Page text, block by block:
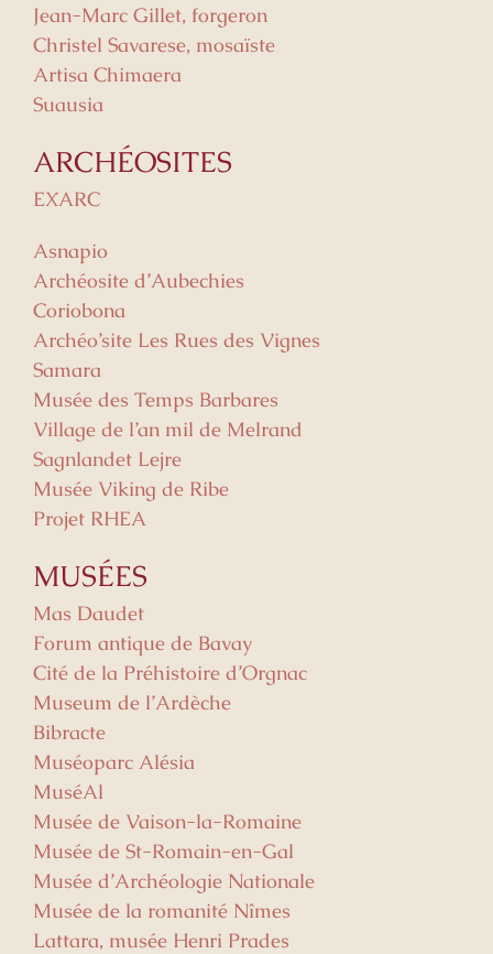
Jean-Marc Gillet, forgeron
Christel Savarese, mosaïste
Artisa Chimaera
Suausia
ARCHÉOSITES
EXARC
Asnapio
Archéosite d’Aubechies
Coriobona
Archéo’site Les Rues des Vignes
Samara
Musée des Temps Barbares
Village de l’an mil de Melrand
Sagnlandet Lejre
Musée Viking de Ribe
Projet RHEA
MUSÉES
Mas Daudet
Forum antique de Bavay
Cité de la Préhistoire d’Orgnac
Museum de l’Ardèche
Bibracte
Muséoparc Alésia
MuséAl
Musée de Vaison-la-Romaine
Musée de St-Romain-en-Gal
Musée d’Archéologie Nationale
Musée de la romanité Nîmes
Lattara, musée Henri Prades